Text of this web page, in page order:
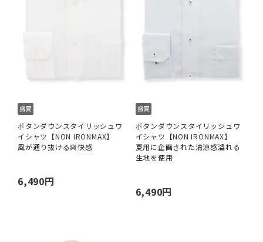
ボタンダウンスタイリッシュワ
イシャツ【NON IRONMAX】
風が通り抜ける爽快感
6,490円
ボタンダウンスタイリッシュワ
イシャツ【NON IRONMAX】
夏用に企画された清涼感溢れる
生地を使用
6,490円